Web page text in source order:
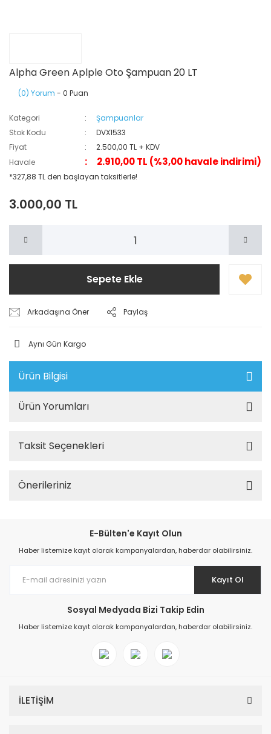
Alpha Green Aplple Oto Şampuan 20 LT
(0) Yorum - 0 Puan
Kategori
Şampuanlar
Stok Kodu
DVX1533
Fiyat
2.500,00 TL + KDV
Havale
2.910,00 TL (%3,00 havale indirimi)
*327,88 TL den başlayan taksitlerle!
3.000,00 TL
Sepete Ekle
Arkadaşına Öner Paylaş
Aynı Gün Kargo
Ürün Bilgisi
Ürün Yorumları
Taksit Seçenekleri
Önerileriniz
E-Bülten'e Kayıt Olun
Haber listemize kayıt olarak kampanyalardan, haberdar olabilirsiniz.
Kayıt Ol
Sosyal Medyada Bizi Takip Edin
Haber listemize kayıt olarak kampanyalardan, haberdar olabilirsiniz.
İLETİŞİM